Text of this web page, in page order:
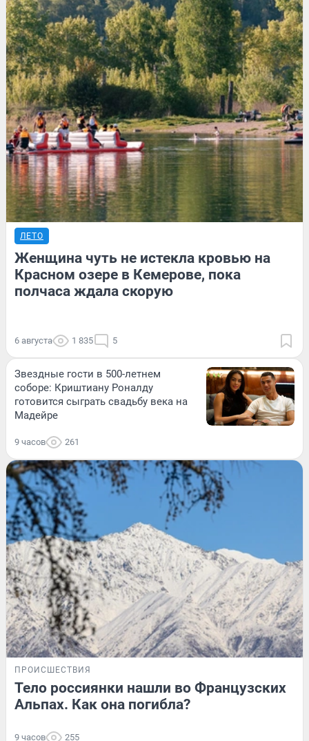
ЛЕТО
Женщина чуть не истекла кровью на
Красном озере в Кемерове, пока
полчаса ждала скорую
6 августа 1 835 5
Звездные гости в 500-летнем
соборе: Криштиану Роналду
готовится сыграть свадьбу века на
Мадейре
9 часов 261
ПРОИСШЕСТВИЯ
Тело россиянки нашли во Французских
Альпах. Как она погибла?
9 часов 255